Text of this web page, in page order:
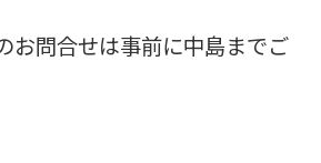
お問合せは事前に中島までご